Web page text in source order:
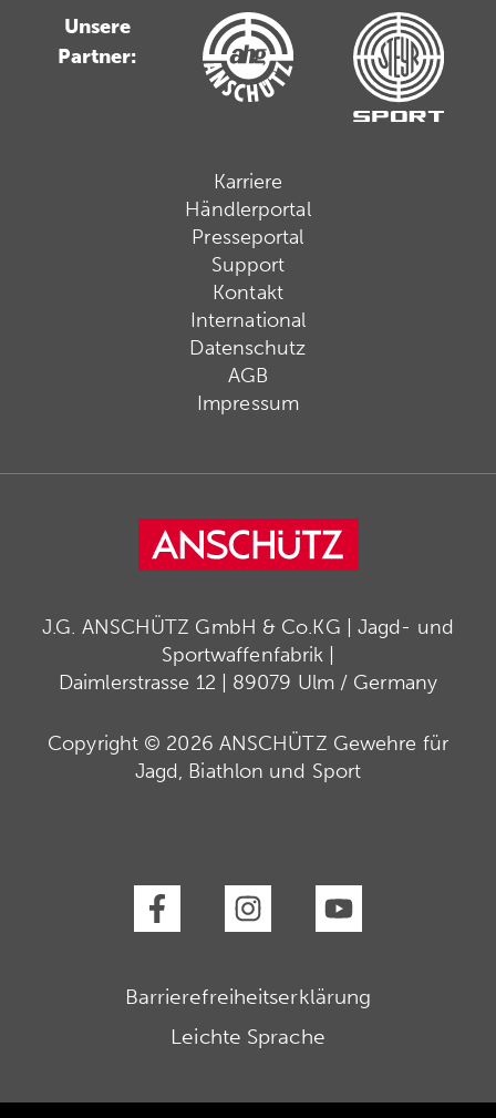
Unsere
Partner:
Karriere
Händlerportal
Presseportal
Support
Kontakt
International
Datenschutz
AGB
Impressum
J.G. ANSCHÜTZ GmbH & Co.KG | Jagd- und
Sportwaffenfabrik |
Daimlerstrasse 12 | 89079 Ulm / Germany
Copyright © 2026 ANSCHÜTZ Gewehre für
Jagd, Biathlon und Sport
Barrierefreiheitserklärung
Leichte Sprache